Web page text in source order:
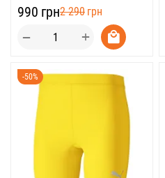
‍990‍ грн‍2 290‍ грн
+
−
-50%